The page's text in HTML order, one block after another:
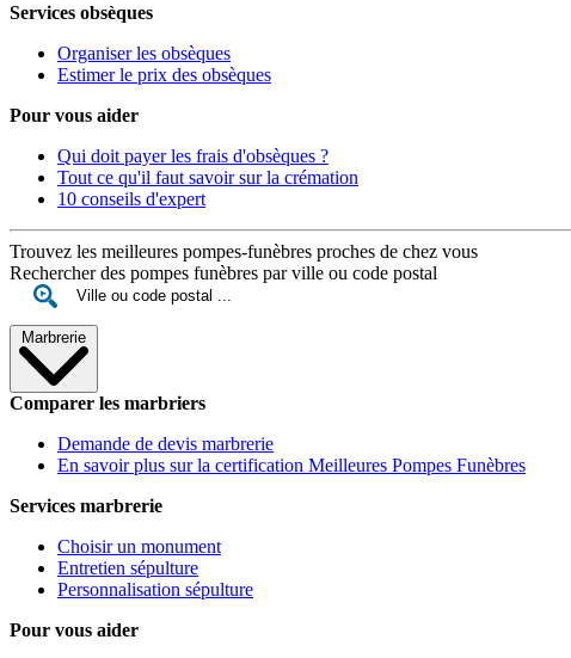
Services obsèques
Organiser les obsèques
Estimer le prix des obsèques
Pour vous aider
Qui doit payer les frais d'obsèques ?
Tout ce qu'il faut savoir sur la crémation
10 conseils d'expert
Trouvez les meilleures pompes-funèbres proches de chez vous
Rechercher des pompes funèbres par ville ou code postal
Marbrerie
Comparer les marbriers
Demande de devis marbrerie
En savoir plus sur la certification Meilleures Pompes Funèbres
Services marbrerie
Choisir un monument
Entretien sépulture
Personnalisation sépulture
Pour vous aider